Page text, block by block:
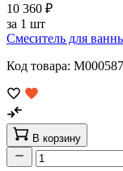
10 360 ₽
за 1 шт
Смеситель для
Код товара:
В корзину